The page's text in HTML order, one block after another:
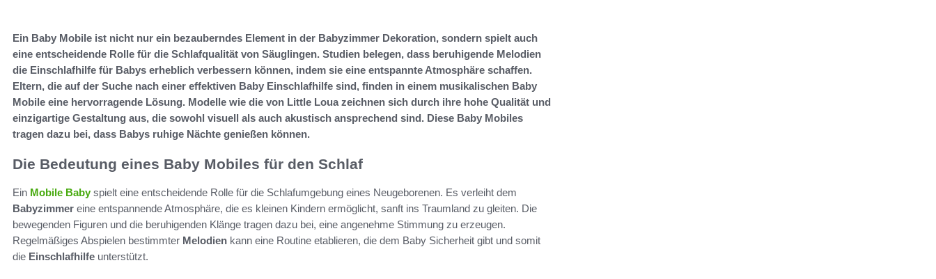
Ein Baby Mobile ist nicht nur ein bezauberndes Element in der Babyzimmer Dekoration, sondern spielt auch
eine entscheidende Rolle für die Schlafqualität von Säuglingen. Studien belegen, dass beruhigende Melodien
die Einschlafhilfe für Babys erheblich verbessern können, indem sie eine entspannte Atmosphäre schaffen.
Eltern, die auf der Suche nach einer effektiven Baby Einschlafhilfe sind, finden in einem musikalischen Baby
Mobile eine hervorragende Lösung. Modelle wie die von Little Loua zeichnen sich durch ihre hohe Qualität und
einzigartige Gestaltung aus, die sowohl visuell als auch akustisch ansprechend sind. Diese Baby Mobiles
tragen dazu bei, dass Babys ruhige Nächte genießen können.
Die Bedeutung eines Baby Mobiles für den Schlaf
Ein Mobile Baby spielt eine entscheidende Rolle für die Schlafumgebung eines Neugeborenen. Es verleiht dem
Babyzimmer eine entspannende Atmosphäre, die es kleinen Kindern ermöglicht, sanft ins Traumland zu gleiten. Die
bewegenden Figuren und die beruhigenden Klänge tragen dazu bei, eine angenehme Stimmung zu erzeugen.
Regelmäßiges Abspielen bestimmter Melodien kann eine Routine etablieren, die dem Baby Sicherheit gibt und somit
die Einschlafhilfe unterstützt.